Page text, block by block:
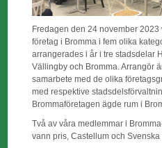
Fredagen den 24 november
företag i Bromma i fem olika
arrangerades i år i tre stadsdelar
Vällingby och Bromma. Arrangör
samarbete med de olika
med respektive
Brommaföretagen ägde rum i
Två av våra medlemmar i
vann pris, Castellum och Svenska